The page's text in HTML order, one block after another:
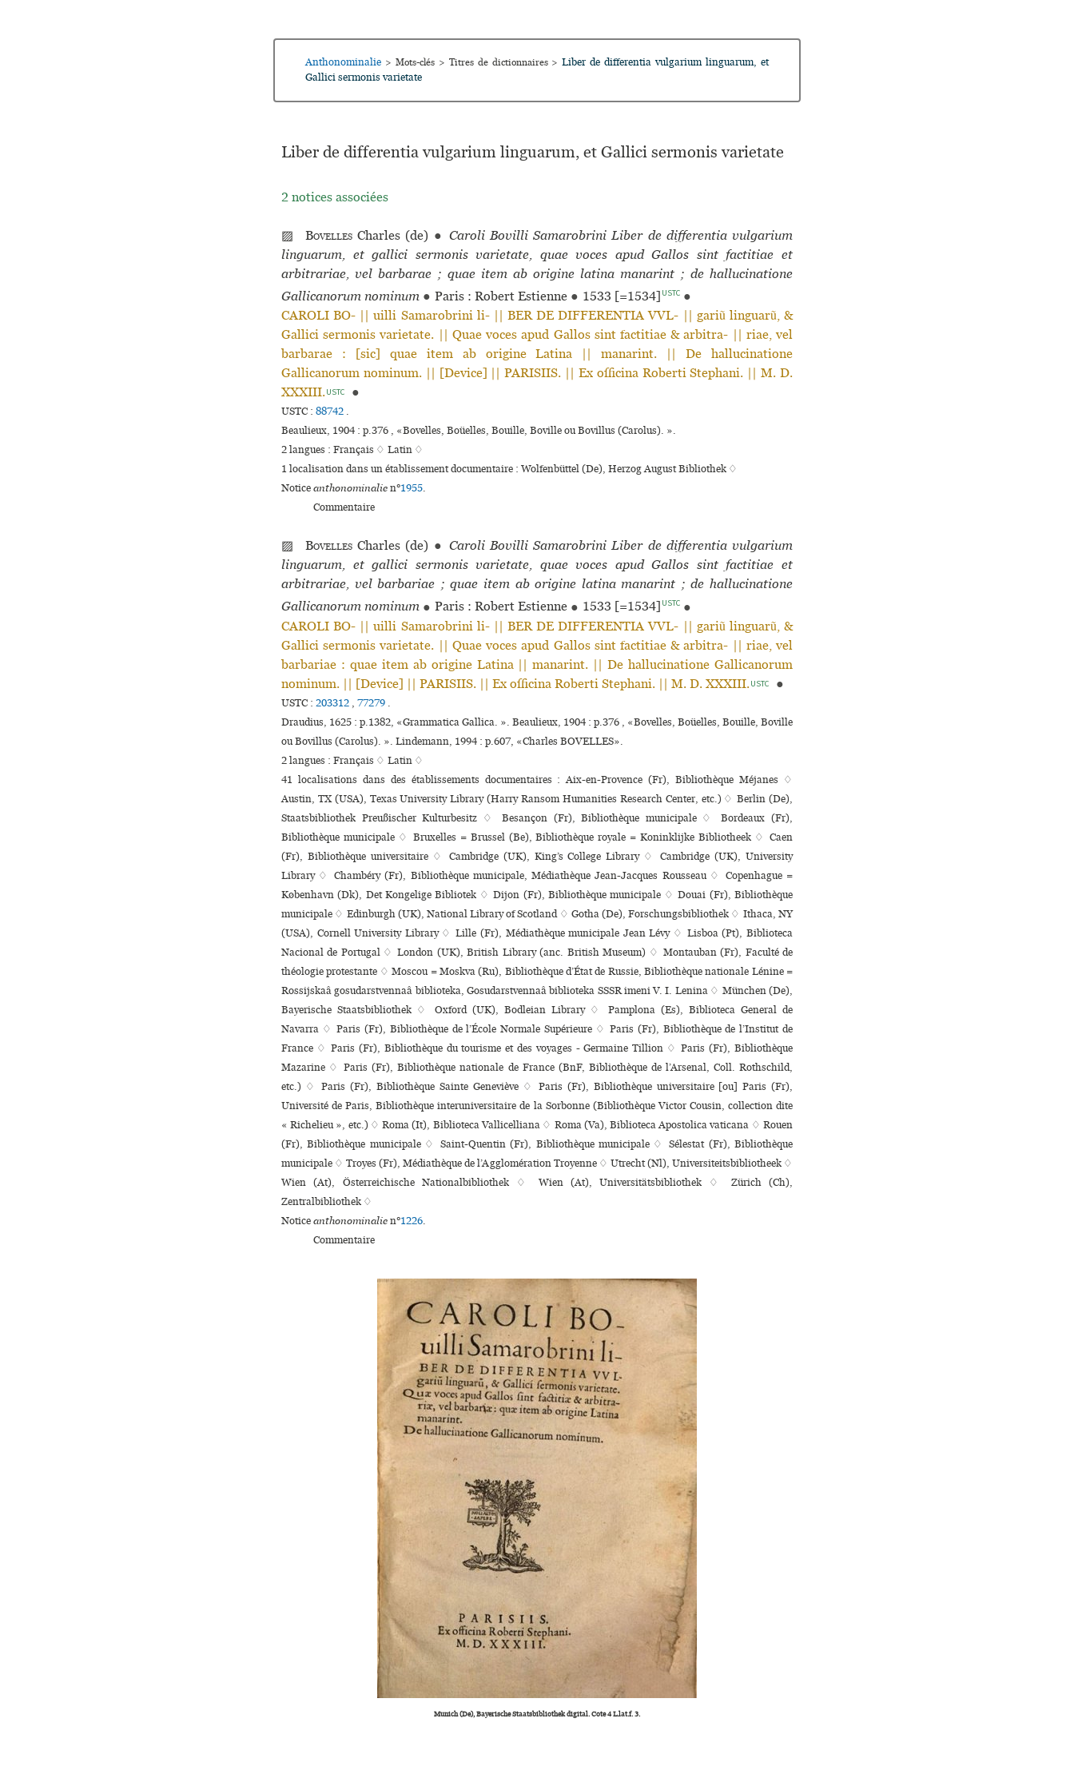
Anthonominalie > Mots-clés > Titres de dictionnaires > Liber de differentia vulgarium linguarum, et
Gallici sermonis varietate
Liber de differentia vulgarium linguarum, et Gallici sermonis varietate
2 notices associées
▨ Bovelles Charles (de) ● Caroli Bovilli Samarobrini Liber de differentia vulgarium
linguarum, et gallici sermonis varietate, quae voces apud Gallos sint factitiae et
arbitrariae, vel barbarae ; quae item ab origine latina manarint ; de hallucinatione
Gallicanorum nominum ● Paris : Robert Estienne ● 1533 [=1534] USTC ●
CAROLI BO- || uilli Samarobrini li- || BER DE DIFFERENTIA VVL- || gariũ linguarũ, &
Gallici sermonis varietate. || Quae voces apud Gallos sint factitiae & arbitra- || riae, vel
barbarae : [sic] quae item ab origine Latina || manarint. || De hallucinatione
Gallicanorum nominum. || [Device] || PARISIIS. || Ex officina Roberti Stephani. || M. D.
XXXIII.USTC ●
USTC : 88742 .
Beaulieux, 1904 : p.376 , «Bovelles, Boüelles, Bouille, Boville ou Bovillus (Carolus). ».
2 langues : Français ♢ Latin ♢
1 localisation dans un établissement documentaire : Wolfenbüttel (De), Herzog August Bibliothek ♢
Noticeanthonominalien°1955.
Commentaire
▨ Bovelles Charles (de) ● Caroli Bovilli Samarobrini Liber de differentia vulgarium
linguarum, et gallici sermonis varietate, quae voces apud Gallos sint factitiae et
arbitrariae, vel barbariae ; quae item ab origine latina manarint ; de hallucinatione
Gallicanorum nominum ● Paris : Robert Estienne ● 1533 [=1534] USTC ●
CAROLI BO- || uilli Samarobrini li- || BER DE DIFFERENTIA VVL- || gariũ linguarũ, &
Gallici sermonis varietate. || Quae voces apud Gallos sint factitiae & arbitra- || riae, vel
barbariae : quae item ab origine Latina || manarint. || De hallucinatione Gallicanorum
nominum. || [Device] || PARISIIS. || Ex officina Roberti Stephani. || M. D. XXXIII.USTC ●
USTC : 203312 , 77279 .
Draudius, 1625 : p.1382, «Grammatica Gallica. ». Beaulieux, 1904 : p.376 , «Bovelles, Boüelles, Bouille, Boville
ou Bovillus (Carolus). ». Lindemann, 1994 : p.607, «Charles BOVELLES».
2 langues : Français ♢ Latin ♢
41 localisations dans des établissements documentaires : Aix-en-Provence (Fr), Bibliothèque Méjanes ♢
Austin, TX (USA), Texas University Library (Harry Ransom Humanities Research Center, etc.) ♢ Berlin (De),
Staatsbibliothek Preußischer Kulturbesitz ♢ Besançon (Fr), Bibliothèque muni­ci­pale ♢ Bordeaux (Fr),
Bibliothèque muni­ci­pale ♢ Bruxelles = Brussel (Be), Bibliothèque royale = Koninklijke Bibliotheek ♢ Caen
(Fr), Bibliothèque uni­ver­si­taire ♢ Cambridge (UK), King’s College Library ♢ Cambridge (UK), University
Library ♢ Chambéry (Fr), Bibliothèque muni­ci­pale, Médiathèque Jean-Jacques Rousseau ♢ Copenhague =
København (Dk), Det Kongelige Bibliotek ♢ Dijon (Fr), Bibliothèque muni­ci­pale ♢ Douai (Fr), Bibliothèque
muni­ci­pale ♢ Edinburgh (UK), National Library of Scotland ♢ Gotha (De), Forschungsbibliothek ♢ Ithaca, NY
(USA), Cornell University Library ♢ Lille (Fr), Médiathèque muni­ci­pale Jean Lévy ♢ Lisboa (Pt), Biblioteca
Nacional de Portugal ♢ London (UK), British Library (anc. British Museum) ♢ Montauban (Fr), Faculté de
théologie protestante ♢ Moscou = Moskva (Ru), Bibliothèque d’État de Russie, Bibliothèque nationale Lénine =
Rossijskaâ gosudarstvennaâ biblioteka, Gosudarstvennaâ biblioteka SSSR imeni V. I. Lenina ♢ München (De),
Bayerische Staatsbibliothek ♢ Oxford (UK), Bodleian Library ♢ Pamplona (Es), Biblioteca General de
Navarra ♢ Paris (Fr), Bibliothèque de l’École Normale Supérieure ♢ Paris (Fr), Bibliothèque de l’Institut de
France ♢ Paris (Fr), Bibliothèque du tou­risme et des voya­ges - Germaine Tillion ♢ Paris (Fr), Bibliothèque
Mazarine ♢ Paris (Fr), Bibliothèque nationale de France (BnF, Bibliothèque de l’Arsenal, Coll. Rothschild,
etc.) ♢ Paris (Fr), Bibliothèque Sainte Geneviève ♢ Paris (Fr), Bibliothèque uni­ver­si­taire [ou] Paris (Fr),
Université de Paris, Bibliothèque inte­ru­ni­ver­si­taire de la Sorbonne (Bibliothèque Victor Cousin, collection dite
« Richelieu », etc.) ♢ Roma (It), Biblioteca Vallicelliana ♢ Roma (Va), Biblioteca Apostolica vaticana ♢ Rouen
(Fr), Bibliothèque muni­ci­pale ♢ Saint-Quentin (Fr), Bibliothèque muni­ci­pale ♢ Sélestat (Fr), Bibliothèque
muni­ci­pale ♢ Troyes (Fr), Médiathèque de l’Agglomération Troyenne ♢ Utrecht (Nl), Universiteitsbibliotheek ♢
Wien (At), Österreichische Nationalbibliothek ♢ Wien (At), Universitätsbibliothek ♢ Zürich (Ch),
Zentralbibliothek ♢
Noticeanthonominalien°1226.
Commentaire
Munich (De), Bayerische Staatsbibliothek digital. Cote 4 L.lat.f. 3.